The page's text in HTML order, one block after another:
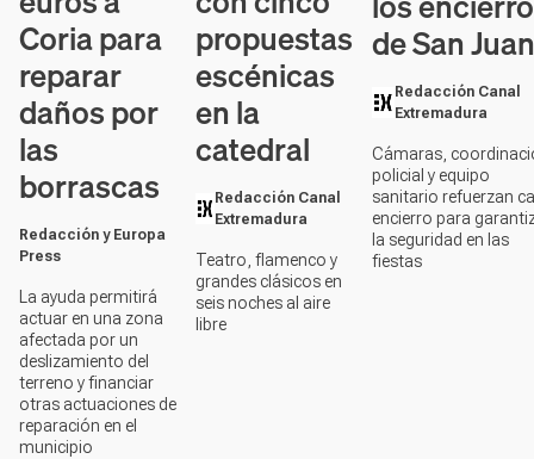
Coria para
reparar
daños por
las
borrascas
Redacción y Europa
Press
La ayuda permitirá
actuar en una zona
afectada por un
deslizamiento del
terreno y financiar
otras actuaciones de
reparación en el
municipio
propuestas
escénicas
en la
catedral
Redacción Canal
Extremadura
Teatro, flamenco y
grandes clásicos en
seis noches al aire
libre
de San Juan
Redacción Canal
Extremadura
Cámaras,
policial y equipo
sanitario refuerzan
encierro para
la seguridad en las
fiestas